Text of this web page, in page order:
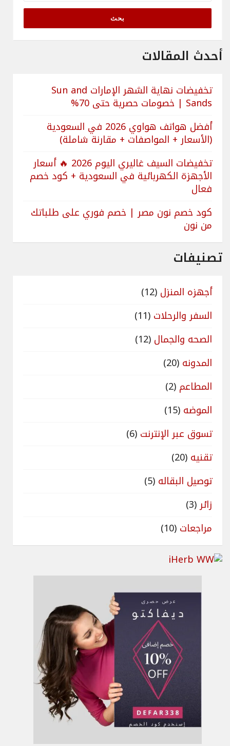
أحدث المقالات
تخفيضات نهاية الشهر الإمارات Sun and
Sands | خصومات حصرية حتى 70%
أفضل هواتف هواوي 2026 في السعودية
(الأسعار + المواصفات + مقارنة شاملة)
تخفيضات السيف غاليري اليوم 2026 🔥 أسعار
الأجهزة الكهربائية في السعودية + كود خصم
فعال
كود خصم نون مصر | خصم فوري على طلباتك
من نون
تصنيفات
أجهزه المنزل (12)
السفر والرحلات (11)
الصحه والجمال (12)
المدونه (20)
المطاعم (2)
الموضه (15)
تسوق عبر الإنترنت (6)
تقنيه (20)
توصيل البقاله (5)
زائر(3)
مراجعات (10)